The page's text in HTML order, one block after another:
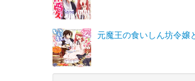
元魔王の食いしん坊令嬢